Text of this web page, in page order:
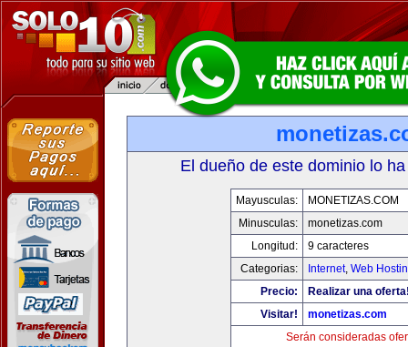
El dueño de este dominio lo
Mayusculas:
MONETIZAS.COM
Minusculas:
monetizas.com
Longitud:
9 caracteres
Categorias:
Internet, Web
Precio:
Realizar una
Visitar!
monetizas.com
Serán consideradas